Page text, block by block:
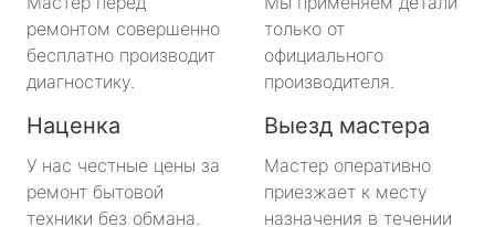
ремонтом совершенно
бесплатно производит
диагностику.
только от
официального
производителя.
Наценка
У нас честные цены за
ремонт бытовой
техники без обмана.
Выезд мастера
Мастер оперативно
приезжает к месту
назначения в течении